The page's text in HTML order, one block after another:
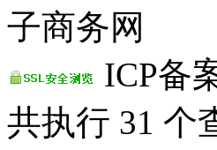
子商务网
ICP备
共执行 31 个